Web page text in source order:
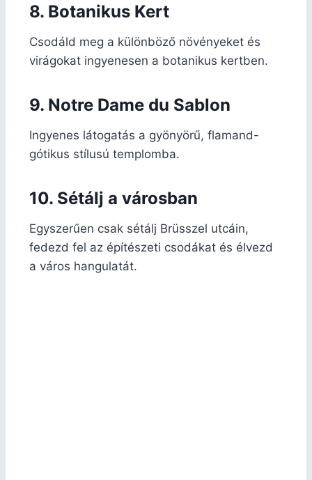
8. Botanikus Kert
Csodáld meg a különböző növényeket és
virágokat ingyenesen a botanikus kertben.
9. Notre Dame du Sablon
Ingyenes látogatás a gyönyörű, flamand-
gótikus stílusú templomba.
10. Sétálj a városban
Egyszerűen csak sétálj Brüsszel utcáin,
fedezd fel az építészeti csodákat és élvezd
a város hangulatát.